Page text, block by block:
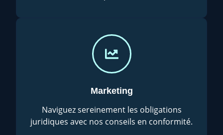
Marketing
Naviguez sereinement les obligations
juridiques avec nos conseils en conformité.